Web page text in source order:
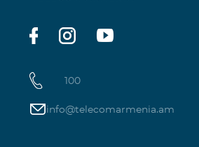
100
info@telecomarmenia.am